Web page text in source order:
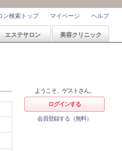
ヘルプ
マイページ
ン検索トップ
エステサロン 美容クリニック
ようこそ、ゲストさん。
ログインする
会員登録する（無料）